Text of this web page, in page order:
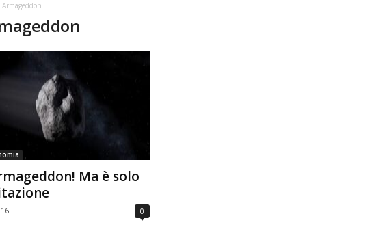
m
t
r
o
n
i
a
Armageddon
Ma è solo
0